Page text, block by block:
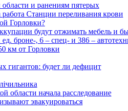
и ранениям пятерых
Станции переливания крови
Горловки?
будут отжимать мебель и
броне-, 6 – спец- и 386 –
км от Горловки
гигантов: будет ли дефицит
области начала расследование
эвакуироваться